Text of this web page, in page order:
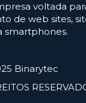
voltada
de web sites,
smartphones.
Binarytec